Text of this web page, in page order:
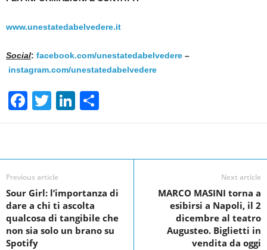
www.unestatedabelvedere.it
Social: facebook.com/unestatedabelvedere –
instagram.com/unestatedabelvedere
F
a
e
b
o
o
k
T
wi
er
Li
n
e
n
h
e
Previous article
Sour Girl: l’importanza di
dare a chi ti ascolta
qualcosa di tangibile che
non sia solo un brano su
Spotify
Next article
MARCO MASINI torna a
esibirsi a Napoli, il 2
dicembre al teatro
Augusteo. Biglietti in
vendita da oggi